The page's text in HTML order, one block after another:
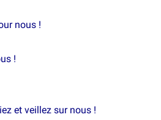
nous !
!
et veillez sur nous !